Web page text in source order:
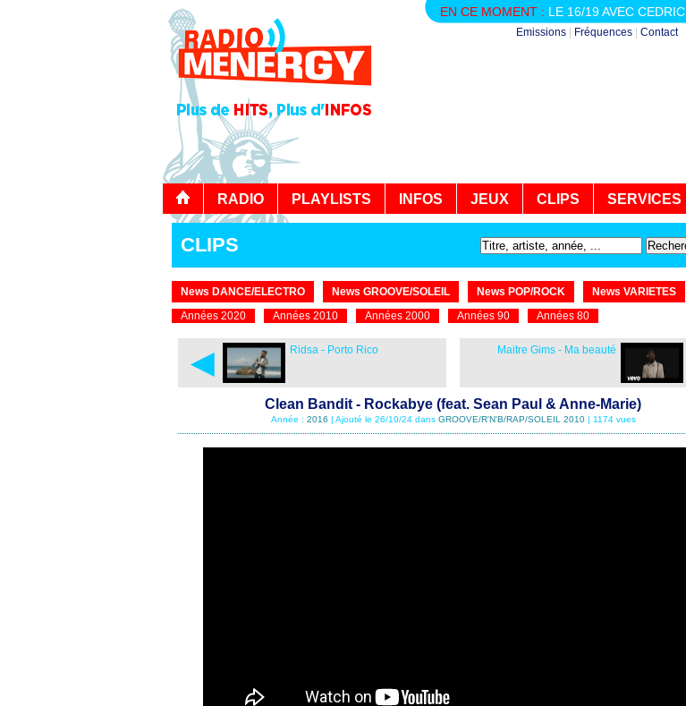
EN CE MOMENT : LE 16/19 AVEC CEDRIC
Emissions Fréquences Contact
RADIO PLAYLISTS INFOS JEUX CLIPS SERVICES
CLIPS
News DANCE/ELECTRO News GROOVE/SOLEIL News POP/ROCK
News VARIETES
Années 2020
Années 2010 Années 2000 Années 90 Années 80
◄ Ridsa - Porto Rico Maitre Gims - Ma beauté
Clean Bandit - Rockabye (feat. Sean Paul & Anne-Marie)
Année : 2016 | Ajouté le 26/10/24 dans GROOVE/R'N'B/RAP/SOLEIL 2010| 1174 vues